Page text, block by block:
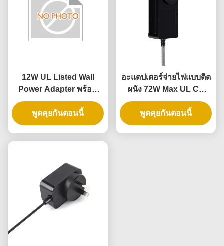
12W UL Listed Wall
Power Adapter พร้อม
การรับประกัน 3 ปี และ AC
DC Power Supply
พูดคุยกันตอนนี้
อะแดปเตอร์จ่ายไฟแบบติด
ผนัง 72W Max UL CE
Certified พร้อมรับประกัน
3 ปี
พูดคุยกันตอนนี้